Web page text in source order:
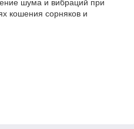
шума и вибраций при
кошения сорняков и